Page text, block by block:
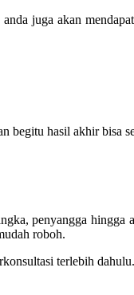
juga akan
begitu hasil akhir bisa
penyangga
roboh.
terlebih